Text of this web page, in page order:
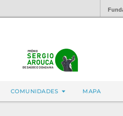
COMUNIDADES MAPA